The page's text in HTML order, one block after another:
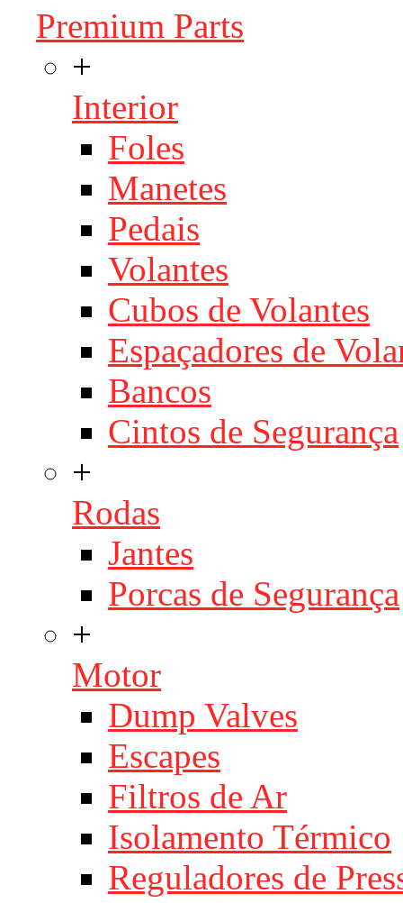
Premium Parts
+
Interior
Foles
Manetes
Pedais
Volantes
Cubos de Volantes
Espaçadores de
Bancos
Cintos de Segurança
+
Rodas
Jantes
Porcas de Segurança
+
Motor
Dump Valves
Escapes
Filtros de Ar
Isolamento Térmico
Reguladores de